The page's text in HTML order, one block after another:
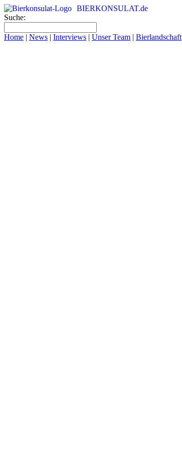
BIERKONSULAT.de
Suche:
Home | News | Interviews | Unser Team | Bierlandschaft